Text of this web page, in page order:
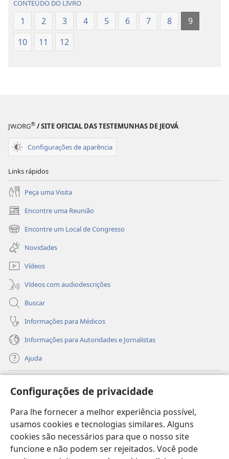
Configurações de privacidade
Para lhe fornecer a melhor experiência possível,
usamos cookies e tecnologias similares. Alguns
cookies são necessários para que o nosso site
funcione e não podem ser rejeitados. Você pode
Sagrada
(revisão
Sagrada
(revisão
CONTEÚDO DO LIVRO
1 2 3 4 5 6 7 8
9
10
11 12
JW.ORG® / SITE OFICIAL DAS TESTEMUNHAS DE JEOVÁ
Configurações de aparência
Links rápidos
Peça uma Visita
Encontre uma Reunião
(abre
nova
janela)
Encontre um Local de Congresso
(abre
nova
janela)
Novidades
Vídeos
Vídeos com audiodescrições
Buscar
Informações para Médicos
Informações para Autoridades e Jornalistas
Ajuda
(abre
nova
janela)
Biblioteca On-line da Torre de Vigia™
(abre
nova
janela)JW Hub
(abre
nova